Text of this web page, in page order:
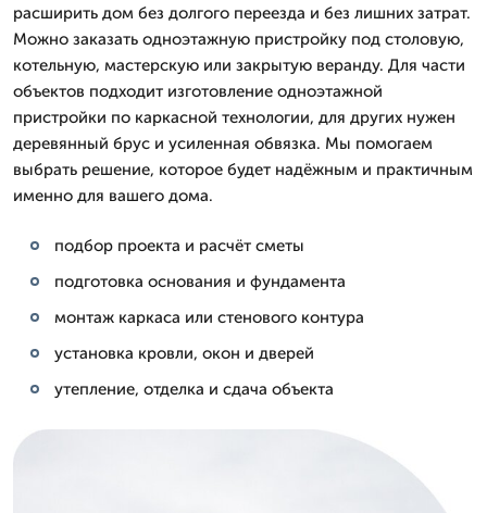
расширить дом без долгого переезда и без лишних затрат.
Можно заказать одноэтажную пристройку под столовую,
котельную, мастерскую или закрытую веранду. Для части
объектов подходит изготовление одноэтажной
пристройки по каркасной технологии, для других нужен
деревянный брус и усиленная обвязка. Мы помогаем
выбрать решение, которое будет надёжным и практичным
именно для вашего дома.
подбор проекта и расчёт сметы
подготовка основания и фундамента
монтаж каркаса или стенового контура
установка кровли, окон и дверей
утепление, отделка и сдача объекта